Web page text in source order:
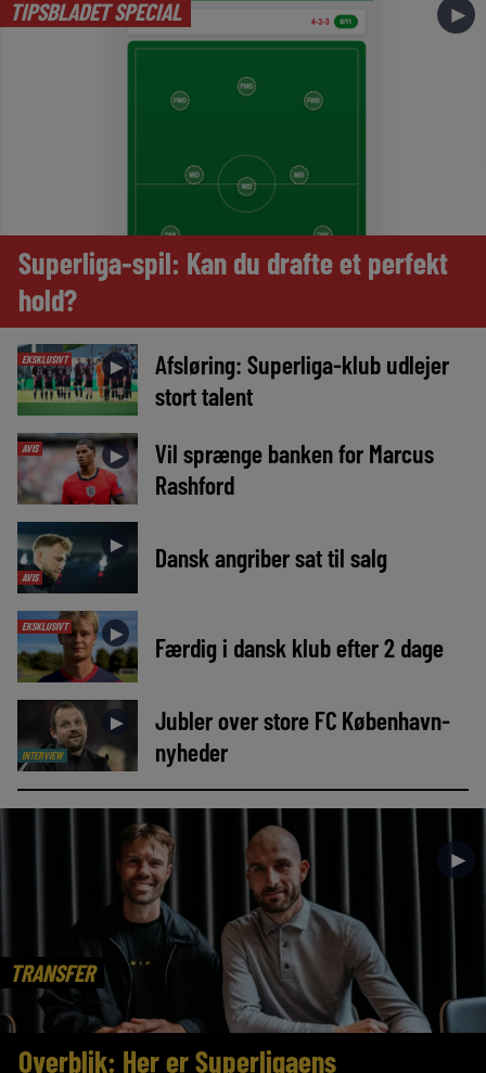
TIPSBLADET SPECIAL ►
Superliga-spil: Kan du drafte et perfekt
hold?
EKSKLUSIVT ►
Afsløring: Superliga-klub udlejer
stort talent
AVIS ►
Vil sprænge banken for Marcus
Rashford
AVIS
► Dansk angriber sat til salg
EKSKLUSIVT ► Færdig i dansk klub efter 2 dage
INTERVIEW
►
Jubler over store FC København-
nyheder
TRANSFER
►
Overblik: Her er Superligaens